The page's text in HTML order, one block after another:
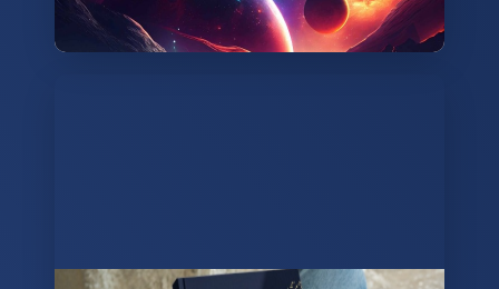
kostenlos entspannende Musik.